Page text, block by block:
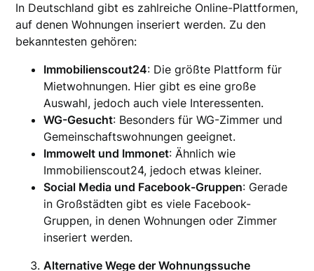
In Deutschland gibt es zahlreiche Online-Plattformen,
auf denen Wohnungen inseriert werden. Zu den
bekanntesten gehören:
Immobilienscout24: Die größte Plattform für
Mietwohnungen. Hier gibt es eine große
Auswahl, jedoch auch viele Interessenten.
WG-Gesucht: Besonders für WG-Zimmer und
Gemeinschaftswohnungen geeignet.
Immowelt und Immonet: Ähnlich wie
Immobilienscout24, jedoch etwas kleiner.
Social Media und Facebook-Gruppen: Gerade
in Großstädten gibt es viele Facebook-
Gruppen, in denen Wohnungen oder Zimmer
inseriert werden.
Alternative Wege der Wohnungssuche